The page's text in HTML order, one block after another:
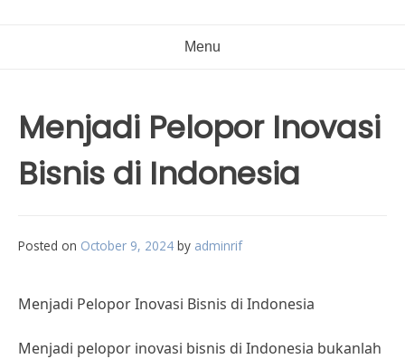
Menu
Menjadi Pelopor Inovasi
Bisnis di Indonesia
Posted on October 9, 2024 by adminrif
Menjadi Pelopor Inovasi Bisnis di Indonesia
Menjadi pelopor inovasi bisnis di Indonesia bukanlah